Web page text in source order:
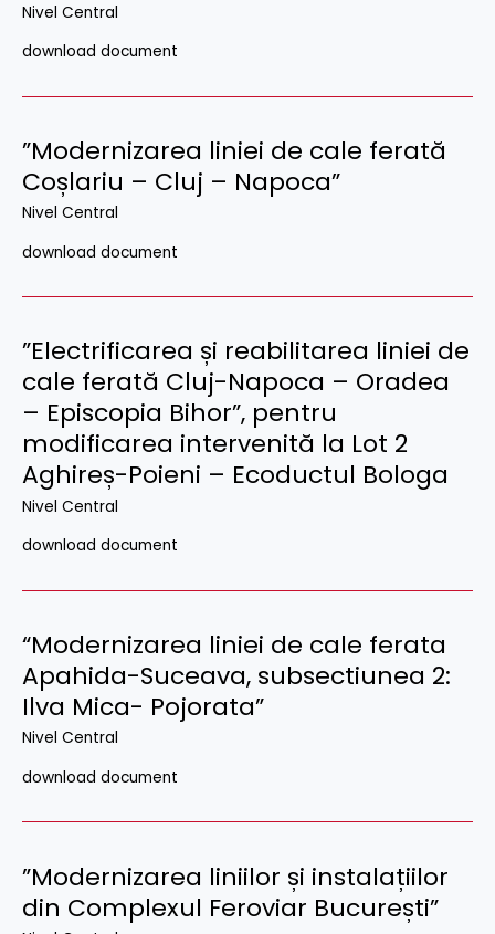
Nivel Central
download document
”Modernizarea liniei de cale ferată
Coșlariu – Cluj – Napoca”
Nivel Central
download document
”Electrificarea și reabilitarea liniei de
cale ferată Cluj-Napoca – Oradea
– Episcopia Bihor”, pentru
modificarea intervenită la Lot 2
Aghireș-Poieni – Ecoductul Bologa
Nivel Central
download document
“Modernizarea liniei de cale ferata
Apahida-Suceava, subsectiunea 2:
Ilva Mica- Pojorata”
Nivel Central
download document
”Modernizarea liniilor și instalațiilor
din Complexul Feroviar București”